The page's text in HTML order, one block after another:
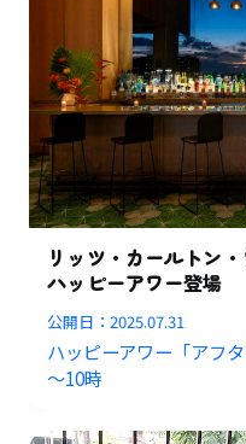
リッツ・カールトン
ハッピーアワー登場
公開日：2025.07.31
ハッピーアワー「アフ
～10時